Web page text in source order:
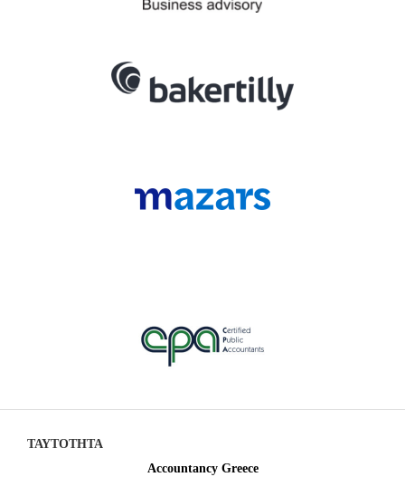
ΤΑΥΤΟΤΗΤΑ
Accountancy Greece